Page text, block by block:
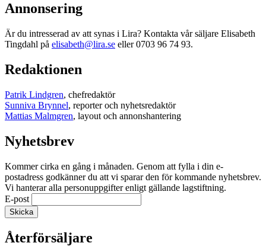
Annonsering
Är du intresserad av att synas i Lira? Kontakta vår säljare Elisabeth
Tingdahl på elisabeth@lira.se eller 0703 96 74 93.
Redaktionen
Patrik Lindgren, chefredaktör
Sunniva Brynnel, reporter och nyhetsredaktör
Mattias Malmgren, layout och annonshantering
Nyhetsbrev
Kommer cirka en gång i månaden. Genom att fylla i din e-
postadress godkänner du att vi sparar den för kommande nyhetsbrev.
Vi hanterar alla personuppgifter enligt gällande lagstiftning.
E-post
Återförsäljare